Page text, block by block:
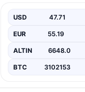
USD 47.71
EUR 55.19
ALTIN 6648.0
BTC 3102153